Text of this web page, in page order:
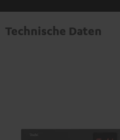
Technische Daten